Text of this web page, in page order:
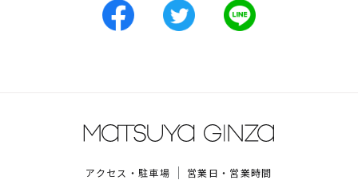
アクセス・駐車場 営業日・営業時間